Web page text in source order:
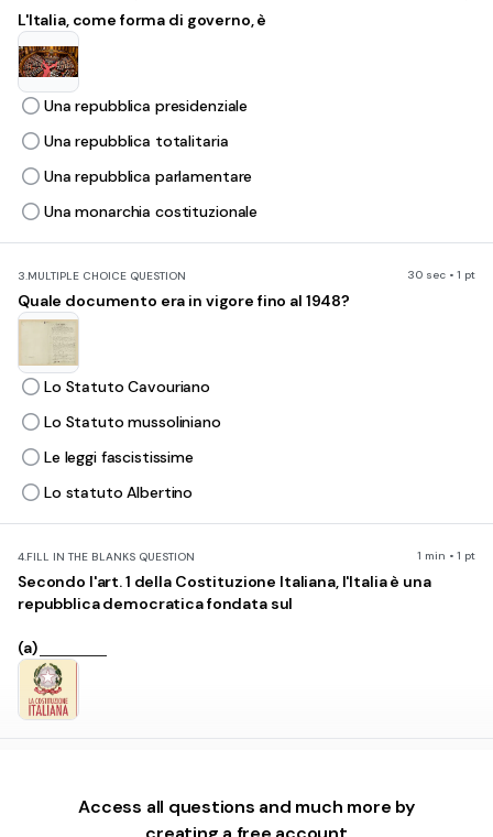
L'Italia, come forma di governo, è
Una repubblica presidenziale
Una repubblica totalitaria
Una repubblica parlamentare
Una monarchia costituzionale
3.MULTIPLE CHOICE QUESTION 30 sec • 1 pt
Quale documento era in vigore fino al 1948?
Lo Statuto Cavouriano
Lo Statuto mussoliniano
Le leggi fascistissime
Lo statuto Albertino
4.FILL IN THE BLANKS QUESTION 1 min • 1 pt
Secondo l'art. 1 della Costituzione Italiana, l'Italia è una
repubblica democratica fondata sul
(a)
Chi detiene la sovranità secondo l'art. 1 della Costituzione?
Access all questions and much more by